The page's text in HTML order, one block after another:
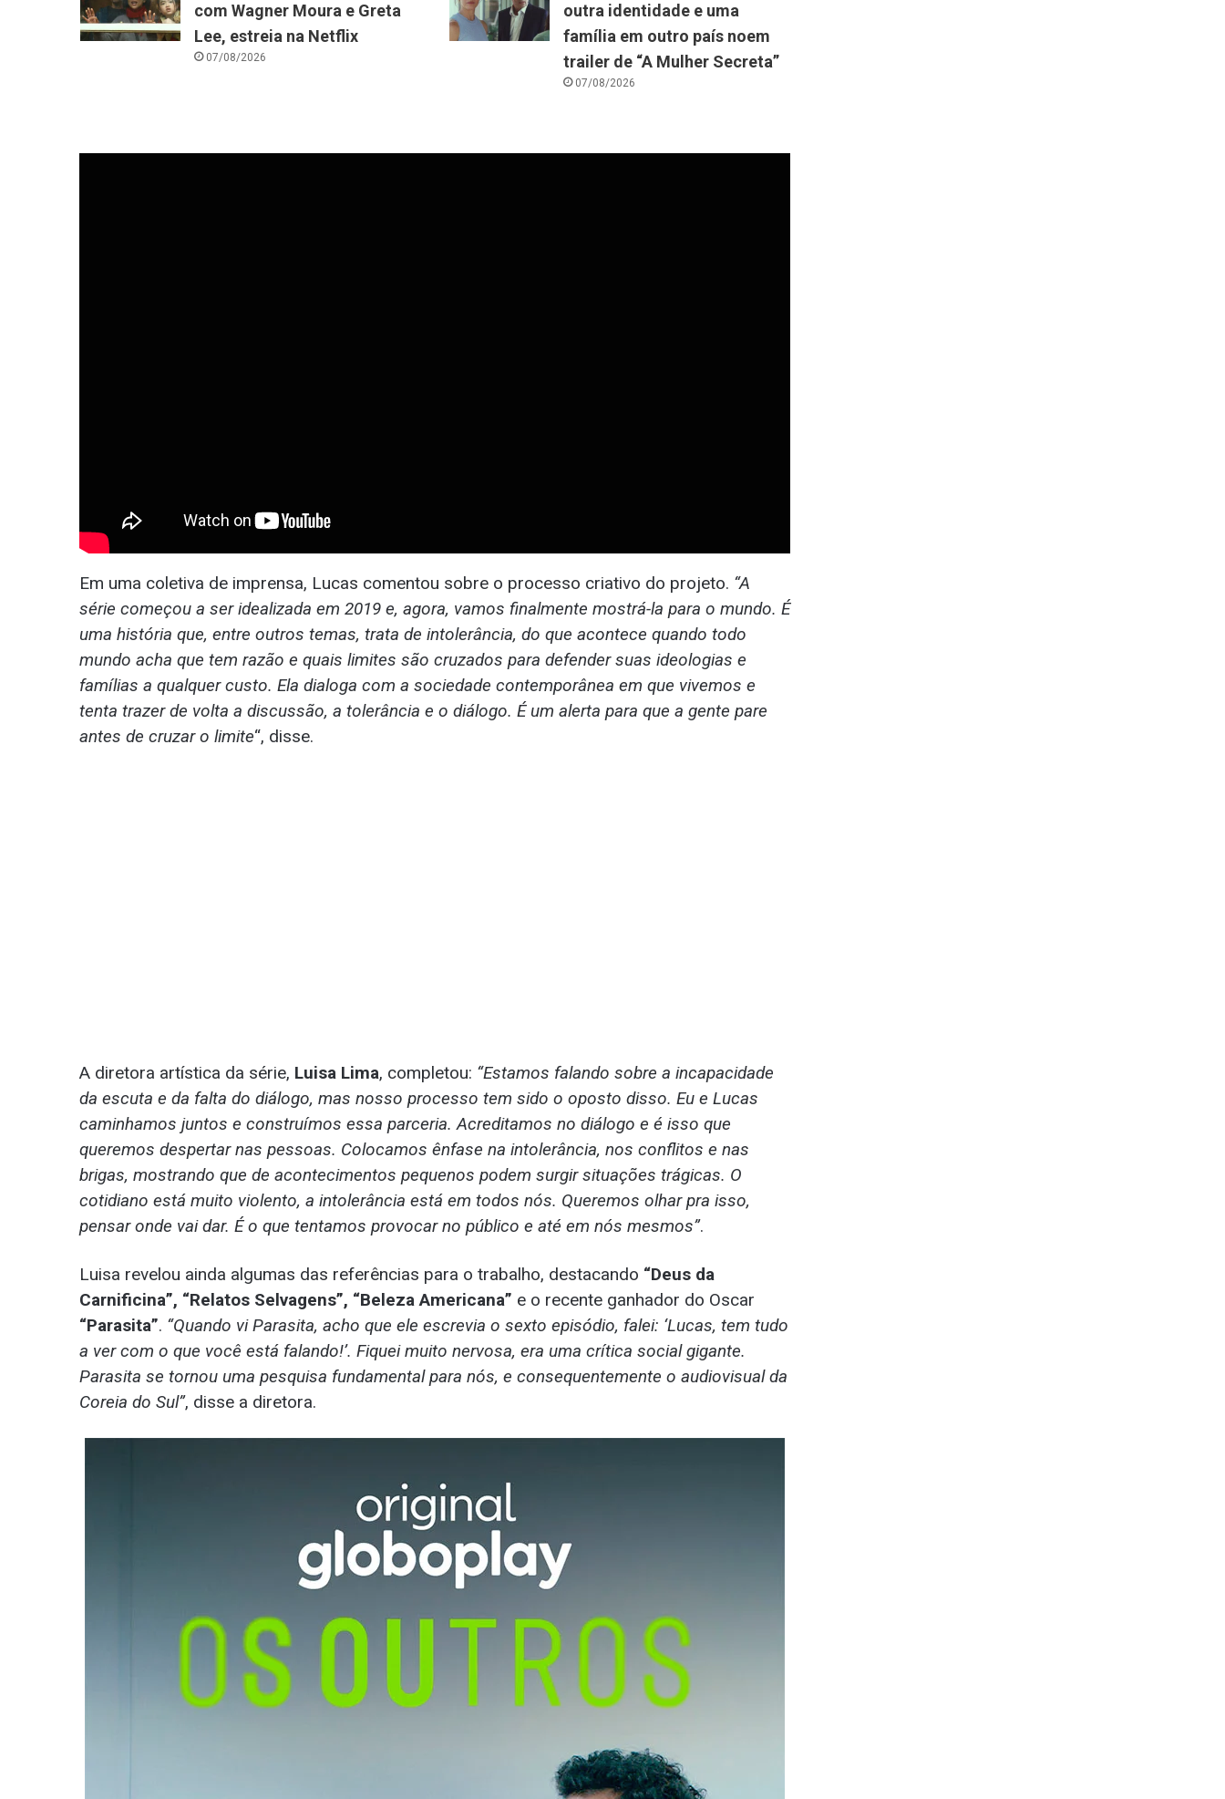
com Wagner Moura e Greta
Lee, estreia na Netflix
07/08/2026
outra identidade e uma
família em outro país noem
trailer de “A Mulher Secreta”
07/08/2026
Em uma coletiva de imprensa, Lucas comentou sobre o processo criativo do projeto. “A
série começou a ser idealizada em 2019 e, agora, vamos finalmente mostrá-la para o mundo. É
uma história que, entre outros temas, trata de intolerância, do que acontece quando todo
mundo acha que tem razão e quais limites são cruzados para defender suas ideologias e
famílias a qualquer custo. Ela dialoga com a sociedade contemporânea em que vivemos e
tenta trazer de volta a discussão, a tolerância e o diálogo. É um alerta para que a gente pare
antes de cruzar o limite“, disse.
A diretora artística da série, Luisa Lima, completou: “Estamos falando sobre a incapacidade
da escuta e da falta do diálogo, mas nosso processo tem sido o oposto disso. Eu e Lucas
caminhamos juntos e construímos essa parceria. Acreditamos no diálogo e é isso que
queremos despertar nas pessoas. Colocamos ênfase na intolerância, nos conflitos e nas
brigas, mostrando que de acontecimentos pequenos podem surgir situações trágicas. O
cotidiano está muito violento, a intolerância está em todos nós. Queremos olhar pra isso,
pensar onde vai dar. É o que tentamos provocar no público e até em nós mesmos”.
Luisa revelou ainda algumas das referências para o trabalho, destacando “Deus da
Carnificina”, “Relatos Selvagens”, “Beleza Americana” e o recente ganhador do Oscar
“Parasita”. “Quando vi Parasita, acho que ele escrevia o sexto episódio, falei: ‘Lucas, tem tudo
a ver com o que você está falando!’. Fiquei muito nervosa, era uma crítica social gigante.
Parasita se tornou uma pesquisa fundamental para nós, e consequentemente o audiovisual da
Coreia do Sul”, disse a diretora.